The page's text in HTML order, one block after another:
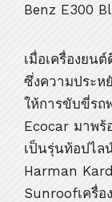
Benz E300
เมื่อเครื่องยน
ซึ่งความประห
ให้การขับขี่รถ
Ecocar มาพร้
เป็นรุ่นท้อปไล
Harman
Sunroofเครื่